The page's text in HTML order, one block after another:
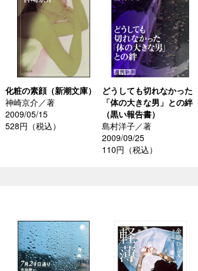
化粧の素顔（新潮文庫）
神崎京介／著
2009/05/15
528円（税込）
どうしても切れなかった
「体の大きな男」との絆
（黒い報告書）
島村洋子／著
2009/09/25
110円（税込）